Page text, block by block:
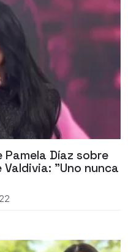
Díaz sobre
"Uno nunca